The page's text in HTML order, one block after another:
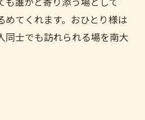
も誰かと寄り添う場として
てくれます。おひとり様は
同士でも訪れられる場を南大